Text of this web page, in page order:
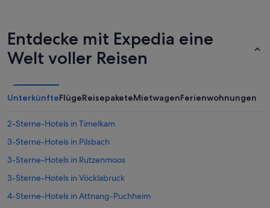
Entdecke mit Expedia eine
Welt voller Reisen
UnterkünfteFlügeReisepaketeMietwagenFerienwohnungen
2-Sterne-Hotels in Timelkam
3-Sterne-Hotels in Pilsbach
3-Sterne-Hotels in Rutzenmoos
3-Sterne-Hotels in Vöcklabruck
4-Sterne-Hotels in Attnang-Puchheim